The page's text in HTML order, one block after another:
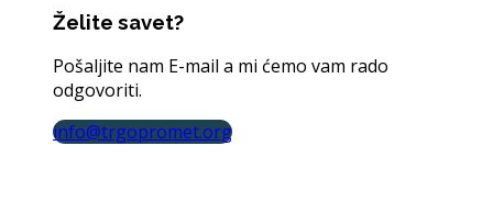
Želite savet?
Pošaljite nam E-mail a mi ćemo vam rado
odgovoriti.
info@trgopromet.org